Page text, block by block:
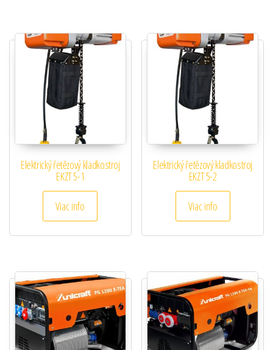
Elektrický řetězový kladkostroj
EKZT 5-1
Viac info
Elektrický řetězový kladkostroj
EKZT 5-2
Viac info